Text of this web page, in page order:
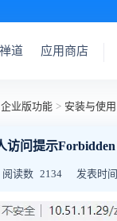
道 应用商店
企业版功能 > 安装与使用
访问提示Forbidden
阅读数 2134 发表时间